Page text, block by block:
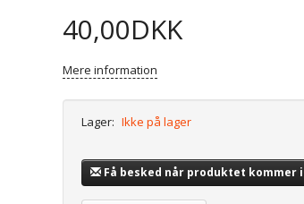
40,00DKK
Mere information
Lager: Ikke på lager
Få besked når produktet kommer